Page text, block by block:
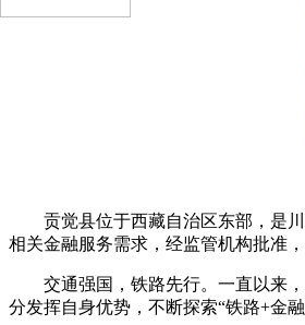
贡觉县位于西藏自治区东部，是
相关金融服务需求，经监管机构批准
交通强国，铁路先行。一直以来
分发挥自身优势，不断探索“铁路+金